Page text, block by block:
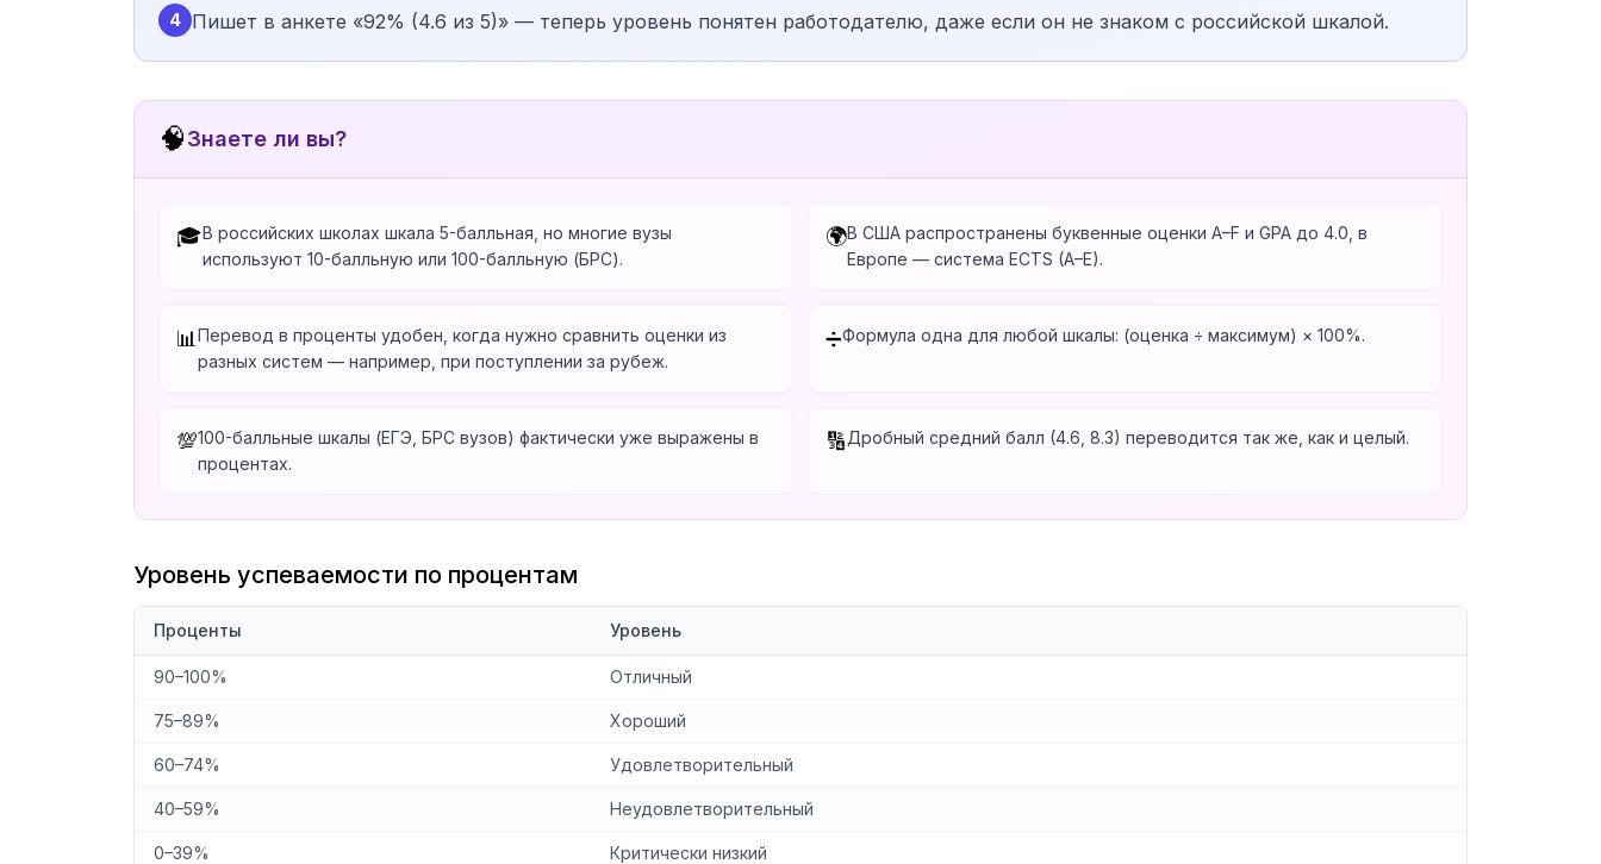
4 Пишет в анкете «92% (4.6 из 5)» — теперь уровень понятен работодателю, даже если он не знаком с российской шкалой.
🧠Знаете ли вы?
🎓В российских школах шкала 5-балльная, но многие вузы
используют 10-балльную или 100-балльную (БРС).
🌍В США распространены буквенные оценки A–F и GPA до 4.0, в
Европе — система ECTS (A–E).
📊 Перевод в проценты удобен, когда нужно сравнить оценки из
разных систем — например, при поступлении за рубеж.
➗Формула одна для любой шкалы: (оценка ÷ максимум) × 100%.
💯100-балльные шкалы (ЕГЭ, БРС вузов) фактически уже выражены в
процентах.
🔢Дробный средний балл (4.6, 8.3) переводится так же, как и целый.
Уровень успеваемости по процентам
Проценты Уровень
90–100% Отличный
75–89% Хороший
60–74% Удовлетворительный
40–59% Неудовлетворительный
0–39% Критически низкий